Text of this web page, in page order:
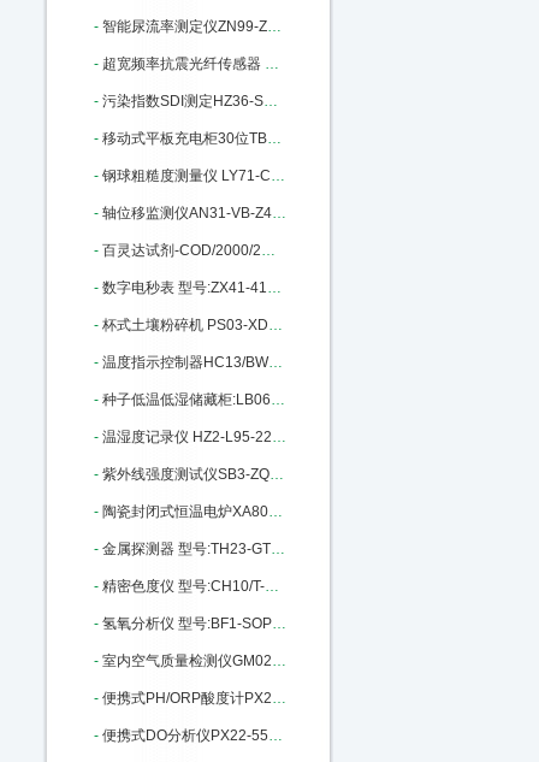
- 智能尿流率测定仪ZN99-ZNC961A：M272181
- 超宽频率抗震光纤传感器 MKM-2200 M314923
- 污染指数SDI测定HZ36-SDI-2000库号M325162
- 移动式平板充电柜30位TB93-HJ-CM06 M343695
- 钢球粗糙度测量仪 LY71-CU9505B M385937
- 轴位移监测仪AN31-VB-Z410库号：M389977
- 百灵达试剂-COD/2000/2M M402847
- 数字电秒表 型号:ZX41-415库号：M392353
- 杯式土壤粉碎机 PS03-XDB050303 M394553
- 温度指示控制器HC13/BWY-805TH M401763
- 种子低温低湿储藏柜:LB06-DWS-300 M404340
- 温湿度记录仪 HZ2-L95-22库号：M405632
- 紫外线强度测试仪SB3-ZQJ-254库号：M5476
- 陶瓷封闭式恒温电炉XA80-10库号：M15864
- 金属探测器 型号:TH23-GTL115库号：M136950
- 精密色度仪 型号:CH10/T-50库号：M206867
- 氢氧分析仪 型号:BF1-SOP库号：M312798
- 室内空气质量检测仪GM02-GM-AII M335325
- 便携式PH/ORP酸度计PX22-MI106：M343693
- 便携式DO分析仪PX22-550A库号：M343694